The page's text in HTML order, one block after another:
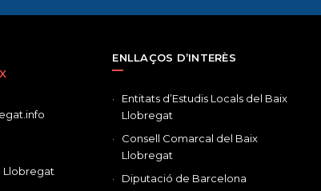
Llobregat
ENLLAÇOS D’INTERÈS
Entitats d’Estudis Locals del Baix
Llobregat
Consell Comarcal del Baix
Llobregat
Diputació de Barcelona